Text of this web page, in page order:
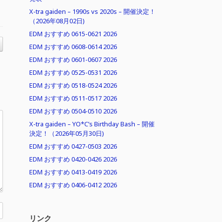
X-tra gaiden – 1990s vs 2020s – 開催決定！
（2026年08月02日)
EDM おすすめ 0615-0621 2026
EDM おすすめ 0608-0614 2026
EDM おすすめ 0601-0607 2026
EDM おすすめ 0525-0531 2026
EDM おすすめ 0518-0524 2026
EDM おすすめ 0511-0517 2026
EDM おすすめ 0504-0510 2026
X-tra gaiden – YO*C’s Birthday Bash – 開催
決定！（2026年05月30日)
EDM おすすめ 0427-0503 2026
EDM おすすめ 0420-0426 2026
EDM おすすめ 0413-0419 2026
EDM おすすめ 0406-0412 2026
リンク